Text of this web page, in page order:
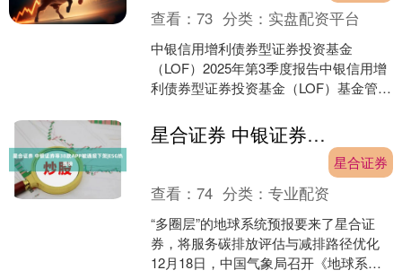
查看：73 分类： 实盘配资平台
中银信用增利债券型证券投资基金
（LOF）2025年第3季度报告中银信用增
利债券型证券投资基金（LOF）基金管理
人：中信银行股份有....
星合证券 中银证券等38款APP被通报下架|ESG热搜榜
星合证券
查看：74 分类：专业配资
“多圈层”的地球系统预报要来了星合证
券，将服务碳排放评估与减排路径优化
12月18日，中国气象局召开《地球系统